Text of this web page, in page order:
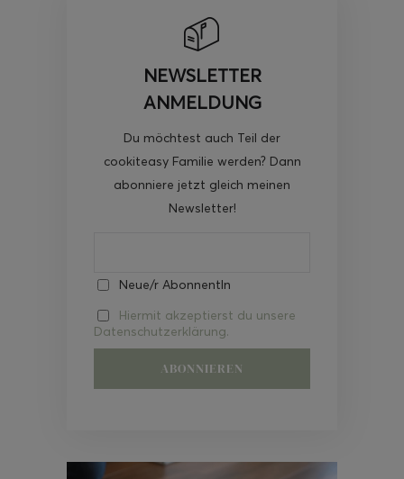
NEWSLETTER
ANMELDUNG
Du möchtest auch Teil der
cookiteasy Familie werden? Dann
abonniere jetzt gleich meinen
Newsletter!
Neue/r AbonnentIn
Hiermit akzeptierst du unsere
Datenschutzerklärung.
Video-